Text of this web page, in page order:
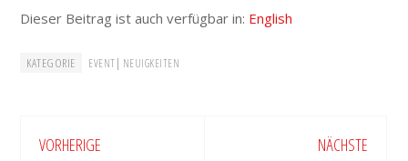
Dieser Beitrag ist auch verfügbar in: English
KATEGORIE EVENT| NEUIGKEITEN
VORHERIGE NÄCHSTE